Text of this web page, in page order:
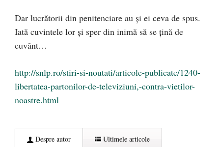
Dar lucrătorii din penitenciare au și ei ceva de spus.
Iată cuvintele lor și sper din inimă să se țină de
cuvânt…
http://snlp.ro/stiri-si-noutati/articole-publicate/1240-
libertatea-partonilor-de-televiziuni,-contra-vietilor-
noastre.html
Despre autor Ultimele articole